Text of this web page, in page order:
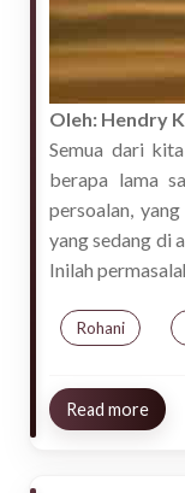
Oleh: Hendry
Semua dari
berapa lama
persoalan,
yang sedang di
Inilah
Rohani
Read more